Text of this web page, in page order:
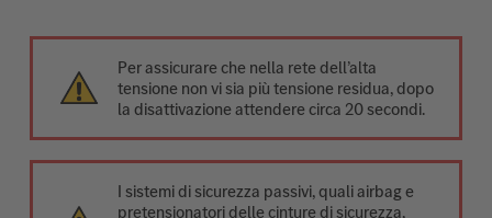
Per assicurare che nella rete dell’alta
tensione non vi sia più tensione residua, dopo
la disattivazione attendere circa 20 secondi.
I sistemi di sicurezza passivi, quali airbag e
pretensionatori delle cinture di sicurezza,